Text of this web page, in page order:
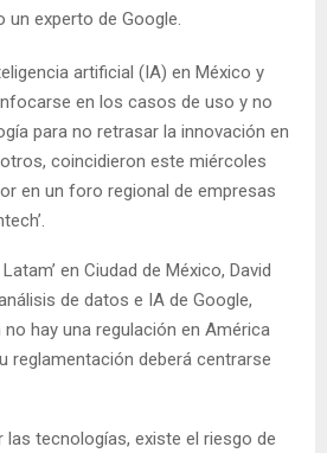
un experto de Google.
artificial (IA) en México y
en los casos de uso y no
para no retrasar la innovación en
coincidieron este miércoles
en un foro regional de empresas
en Ciudad de México, David
de datos e IA de Google,
hay una regulación en América
reglamentación deberá centrarse
las tecnologías, existe el riesgo de